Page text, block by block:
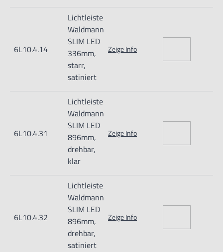
6L10.4.14
Lichtleiste
Waldmann
SLIM LED
336mm,
starr,
satiniert
Zeige Info
6L10.4.31
Lichtleiste
Waldmann
SLIM LED
896mm,
drehbar,
klar
Zeige Info
6L10.4.32
Lichtleiste
Waldmann
SLIM LED
896mm,
drehbar,
satiniert
Zeige Info